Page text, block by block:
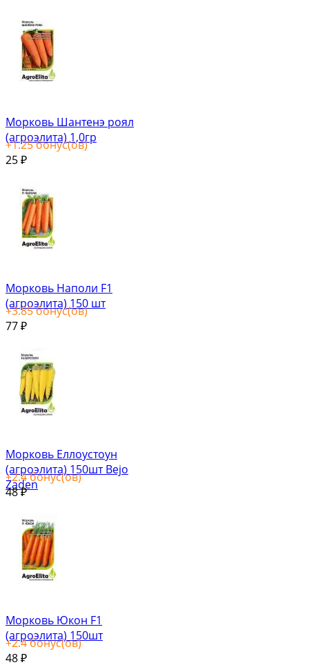
Морковь Шантенэ роял
(агроэлита) 1,0гр
+1.25бонус(ов)
25 ₽
Морковь Наполи F1
(агроэлита) 150 шт
+3.85бонус(ов)
77 ₽
Морковь Еллоустоун
(агроэлита) 150шт Bejo
Zaden
+2.4бонус(ов)
48₽
Морковь Юкон F1
(агроэлита) 150шт
+2.4бонус(ов)
48 ₽